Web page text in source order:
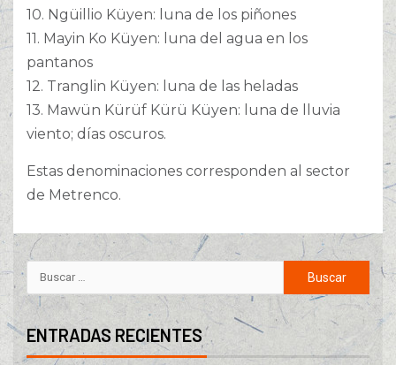
10. Ngüillio Küyen: luna de los piñones
11. Mayin Ko Küyen: luna del agua en los
pantanos
12. Tranglin Küyen: luna de las heladas
13. Mawün Kürüf Kürü Küyen: luna de lluvia
viento; días oscuros.
Estas denominaciones corresponden al sector
de Metrenco.
ENTRADAS RECIENTES